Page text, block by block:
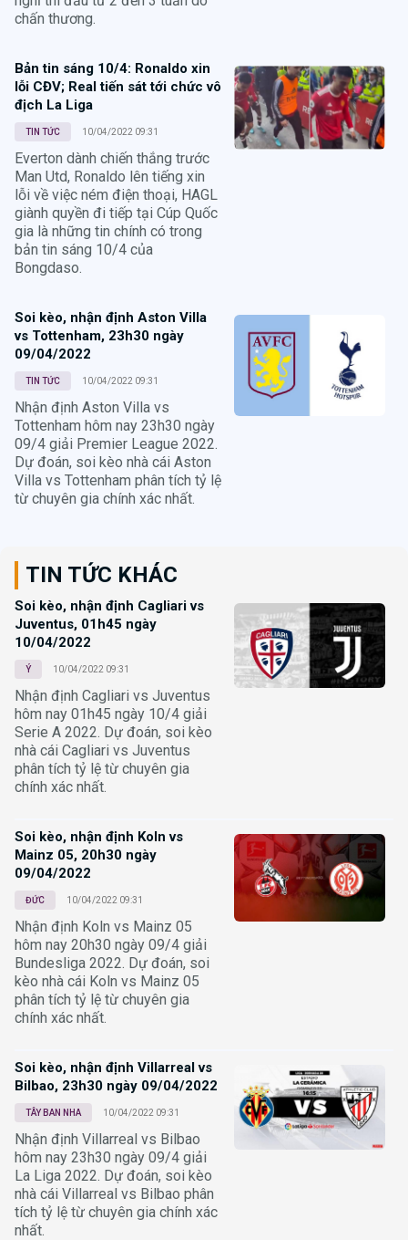
chấn thương.
Bản tin sáng 10/4: Ronaldo xin
lỗi CĐV; Real tiến sát tới chức vô
địch La Liga
TIN TỨC 10/04/2022 09:31
Everton dành chiến thắng trước
Man Utd, Ronaldo lên tiếng xin
lỗi về việc ném điện thoại, HAGL
giành quyền đi tiếp tại Cúp Quốc
gia là những tin chính có trong
bản tin sáng 10/4 của
Bongdaso.
Soi kèo, nhận định Aston Villa
vs Tottenham, 23h30 ngày
09/04/2022
TIN TỨC 10/04/2022 09:31
Nhận định Aston Villa vs
Tottenham hôm nay 23h30 ngày
09/4 giải Premier League 2022.
Dự đoán, soi kèo nhà cái Aston
Villa vs Tottenham phân tích tỷ lệ
từ chuyên gia chính xác nhất.
TIN TỨC KHÁC
Soi kèo, nhận định Cagliari vs
Juventus, 01h45 ngày
10/04/2022
Ý 10/04/2022 09:31
Nhận định Cagliari vs Juventus
hôm nay 01h45 ngày 10/4 giải
Serie A 2022. Dự đoán, soi kèo
nhà cái Cagliari vs Juventus
phân tích tỷ lệ từ chuyên gia
chính xác nhất.
Soi kèo, nhận định Koln vs
Mainz 05, 20h30 ngày
09/04/2022
ĐỨC 10/04/2022 09:31
Nhận định Koln vs Mainz 05
hôm nay 20h30 ngày 09/4 giải
Bundesliga 2022. Dự đoán, soi
kèo nhà cái Koln vs Mainz 05
phân tích tỷ lệ từ chuyên gia
chính xác nhất.
Soi kèo, nhận định Villarreal vs
Bilbao, 23h30 ngày 09/04/2022
TÂY BAN NHA 10/04/2022 09:31
Nhận định Villarreal vs Bilbao
hôm nay 23h30 ngày 09/4 giải
La Liga 2022. Dự đoán, soi kèo
nhà cái Villarreal vs Bilbao phân
tích tỷ lệ từ chuyên gia chính xác
nhất.